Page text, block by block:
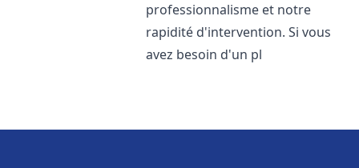
professionnalisme et notre
rapidité d'intervention. Si vous
avez besoin d'un pl